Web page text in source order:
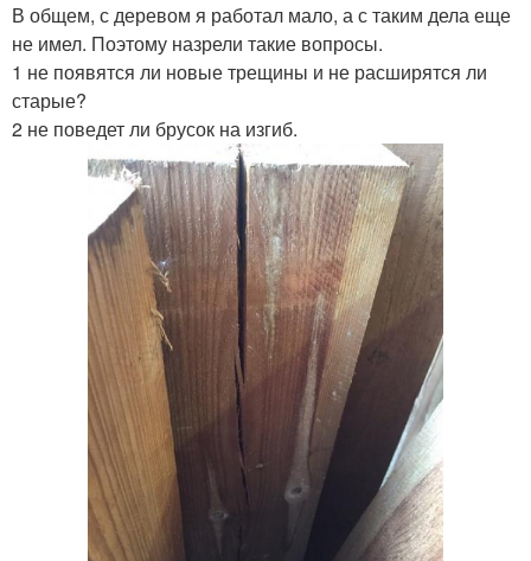
В общем, с деревом я работал мало, а с таким дела еще
не имел. Поэтому назрели такие вопросы.
1 не появятся ли новые трещины и не расширятся ли
старые?
2 не поведет ли брусок на изгиб.